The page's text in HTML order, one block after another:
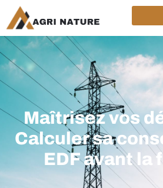
Maîtrisez vos
Calculer sa
EDF avant la